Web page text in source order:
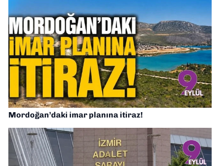
Mordoğan’daki imar planına itiraz!